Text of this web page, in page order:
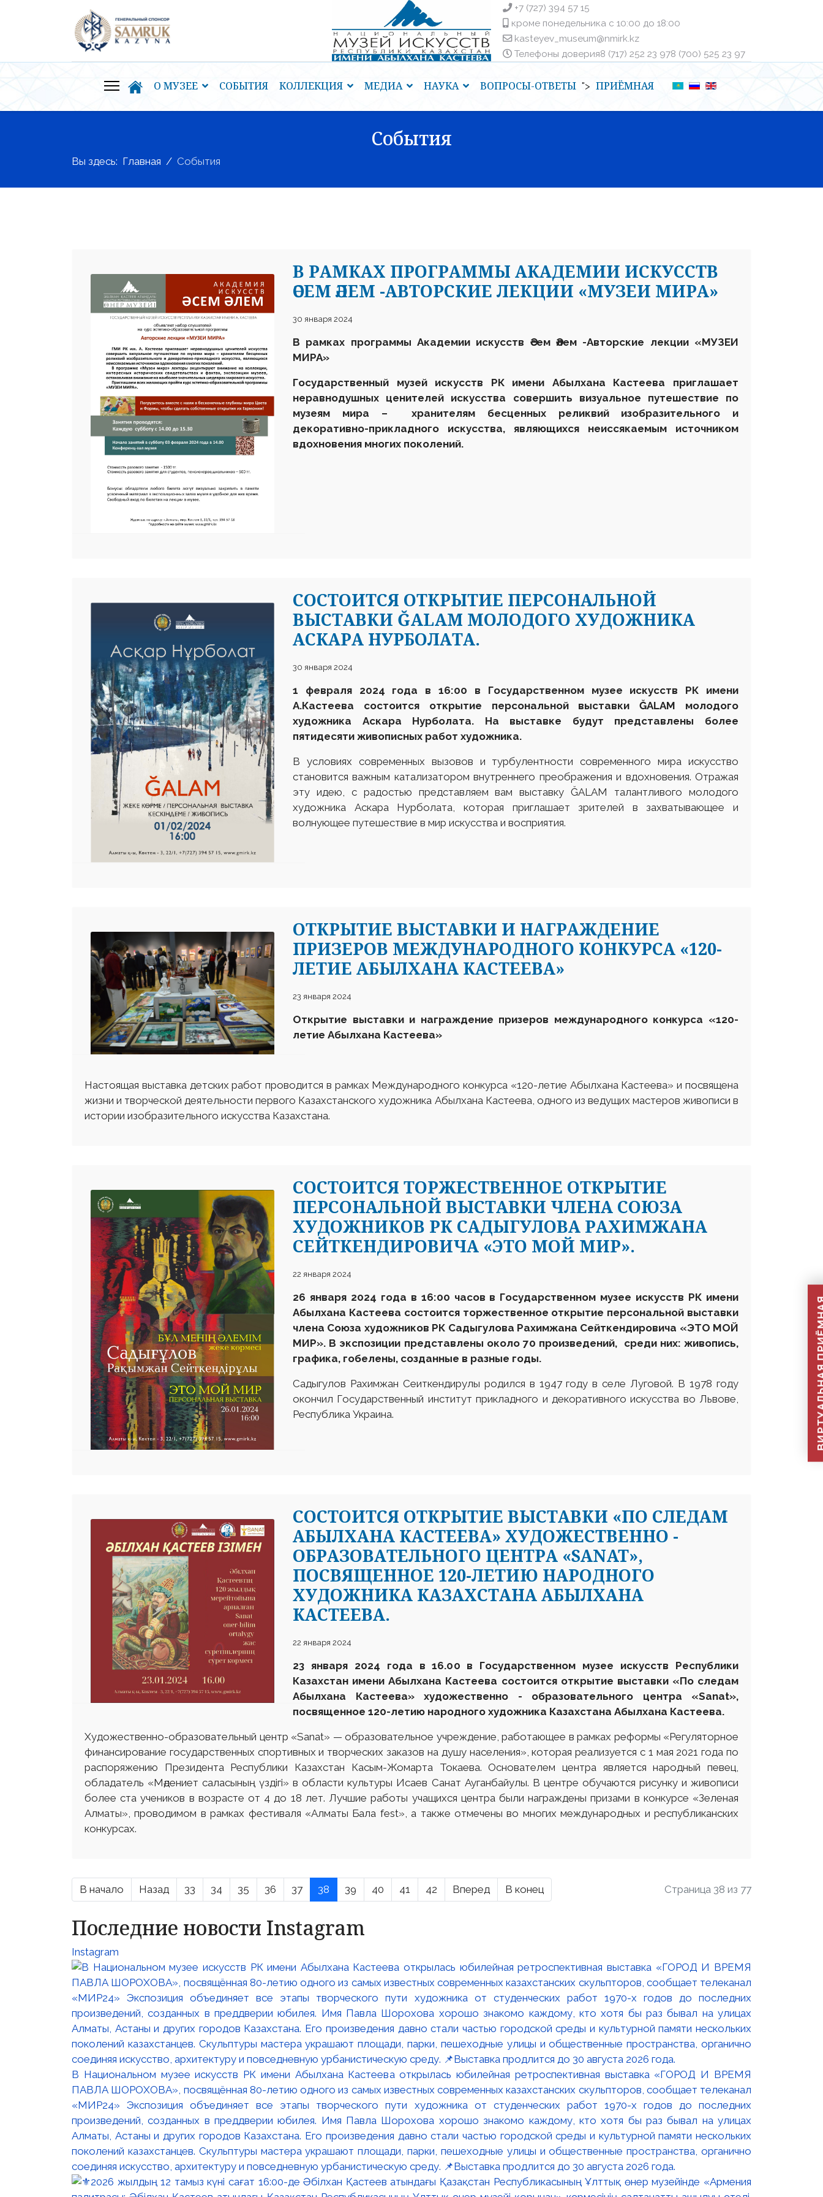
+7 (727) 394 57 15
кроме понедельника с 10:00 до 18:00
kasteyev_museum@nmirk.kz
Телефоны доверияㅤ8 (717) 252 23 97ㅤㅤ8 (700) 525 23 97
О МУЗЕЕ СОБЫТИЯ КОЛЛЕКЦИЯ МЕДИА НАУКА ВОПРОСЫ-ОТВЕТЫ "> ПРИЁМНАЯ
События
Вы здесь: Главная События
В РАМКАХ ПРОГРАММЫ АКАДЕМИИ ИСКУССТВ
ӘСЕМ ӘЛЕМ -АВТОРСКИЕ ЛЕКЦИИ «МУЗЕИ МИРА»
30 января 2024
В рамках программы Академии искусств Әсем Әлем -Авторские лекции «МУЗЕИ
МИРА»
Государственный музей искусств РК имени Абылхана Кастеева приглашает
неравнодушных ценителей искусства совершить визуальное путешествие по
музеям мира – хранителям бесценных реликвий изобразительного и
декоративно-прикладного искусства, являющихся неиссякаемым источником
вдохновения многих поколений.
СОСТОИТСЯ ОТКРЫТИЕ ПЕРСОНАЛЬНОЙ
ВЫСТАВКИ ĞALAM МОЛОДОГО ХУДОЖНИКА
АСКАРА НУРБОЛАТА.
30 января 2024
1 февраля 2024 года в 16:00 в Государственном музее искусств РК имени
А.Кастеева состоится открытие персональной выставкиĞALAM молодого
художника Аскара Нурболата. На выставке
будут представлены более
пятидесяти живописных работ художника.
В условиях современных вызовов и турбулентности современного мира искусство
становится важным катализатором внутреннего преображения и вдохновения. Отражая
эту идею, с радостью представляем вам выставку ĞALAM талантливого молодого
художника Аскара Нурболата, которая приглашает зрителей в захватывающее и
волнующее путешествие в мир искусства и восприятия.
ОТКРЫТИЕ ВЫСТАВКИ И НАГРАЖДЕНИЕ
ПРИЗЕРОВ МЕЖДУНАРОДНОГО КОНКУРСА «120-
ЛЕТИЕ АБЫЛХАНА КАСТЕЕВА»
23 января 2024
Открытие выставки и награждение призеров международного конкурса «120-
летие Абылхана Кастеева»
Настоящая выставка детских работ проводится в рамках Международного конкурса «120-летие Абылхана Кастеева» и посвящена
жизни и творческой деятельности первого Казахстанского художника Абылхана Кастеева, одного из ведущих мастеров живописи в
истории изобразительного искусства Казахстана.
СОСТОИТСЯ ТОРЖЕСТВЕННОЕ ОТКРЫТИЕ
ПЕРСОНАЛЬНОЙ ВЫСТАВКИ ЧЛЕНА СОЮЗА
ХУДОЖНИКОВ РК САДЫГУЛОВА РАХИМЖАНА
СЕЙТКЕНДИРОВИЧА «ЭТО МОЙ МИР».
22 января 2024
26 января2024 года в 16:00 часов в Государственном музее искусств РК имени
Абылхана Кастеева состоится торжественное открытие персональной выставки
члена Союза художников РК Садыгулова Рахимжана Сейткендировича «ЭТО МОЙ
МИР». В экспозиции представлены около 70 произведений, среди них: живопись,
графика, гобелены, созданные в разные годы.
Садыгулов Рахимжан Сеиткендирулы родился в 1947 году в селе Луговой. В 1978 году
окончил Государственный институт прикладного и декоративного искусства во Львове,
Республика Украина.
СОСТОИТСЯ ОТКРЫТИЕ ВЫСТАВКИ «ПО СЛЕДАМ
АБЫЛХАНА КАСТЕЕВА» ХУДОЖЕСТВЕННО -
ОБРАЗОВАТЕЛЬНОГО ЦЕНТРА «SANAT»,
ПОСВЯЩЕННОЕ 120-ЛЕТИЮ НАРОДНОГО
ХУДОЖНИКА КАЗАХСТАНА АБЫЛХАНА
КАСТЕЕВА.
22 января 2024
23 января 2024 года в 16.00 в Государственном музее искусств Республики
Казахстан имени Абылхана Кастеева состоится открытие выставки «По следам
Абылхана Кастеева» художественно - образовательного центра «Sanat»,
посвященное 120-летию народного художника Казахстана Абылхана Кастеева.
Художественно-образовательный центр «Sanat» — образовательное учреждение, работающее в рамках реформы «Регуляторное
финансирование государственных спортивных и творческих заказов на душу населения», которая реализуется с 1 мая 2021 года по
распоряжению Президента Республики Казахстан Касым-Жомарта Токаева. Основателем центра является народный певец,
обладатель «Мәдениет саласының үздігі» в области культуры Исаев Санат Ауганбайулы. В центре обучаются рисунку и живописи
более ста учеников в возрасте от 4 до 18 лет. Лучшие работы учащихся центра были награждены призами в конкурсе «Зеленая
Алматы», проводимом в рамках фестиваля «Алматы Бала fest», а также отмечены во многих международных и республиканских
конкурсах.
В начало Назад 33 34 35 36 37 38 39 40 41 42 Вперед В конец Страница 38 из 77
Последние новости Instagram
Instagram
В Национальном музее искусств РК имени Абылхана Кастеева открылась юбилейная ретроспективная выставка «ГОРОД И ВРЕМЯ
ПАВЛА ШОРОХОВА», посвящённая 80-летию одного из самых известных современных казахстанских скульпторов, сообщает телеканал
«МИР24» Экспозиция объединяет все этапы творческого пути художника от студенческих работ 1970-х годов до последних
произведений, созданных в преддверии юбилея. Имя Павла Шорохова хорошо знакомо каждому, кто хотя бы раз бывал на улицах
Алматы, Астаны и других городов Казахстана. Его произведения давно стали частью городской среды и культурной памяти нескольких
поколений казахстанцев. Скульптуры мастера украшают площади, парки, пешеходные улицы и общественные пространства, органично
соединяя искусство, архитектуру и повседневную урбанистическую среду. 📌Выставка продлится до 30 августа 2026 года.